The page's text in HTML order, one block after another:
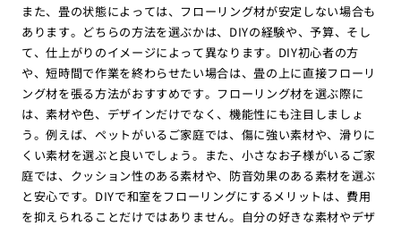
また、畳の状態によっては、フローリング材が安定しない場合も
あります。どちらの方法を選ぶかは、DIYの経験や、予算、そし
て、仕上がりのイメージによって異なります。DIY初心者の方
や、短時間で作業を終わらせたい場合は、畳の上に直接フローリ
ング材を張る方法がおすすめです。フローリング材を選ぶ際に
は、素材や色、デザインだけでなく、機能性にも注目しましょ
う。例えば、ペットがいるご家庭では、傷に強い素材や、滑りに
くい素材を選ぶと良いでしょう。また、小さなお子様がいるご家
庭では、クッション性のある素材や、防音効果のある素材を選ぶ
と安心です。DIYで和室をフローリングにするメリットは、費用
を抑えられることだけではありません。自分の好きな素材やデザ